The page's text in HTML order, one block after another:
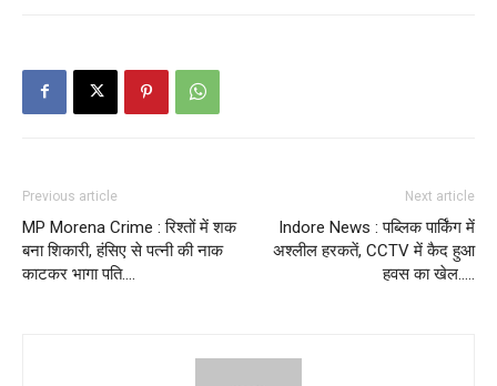
Previous article
MP Morena Crime : रिश्तों में शक
बना शिकारी, हंसिए से पत्नी की नाक
काटकर भागा पति….
Next article
Indore News : पब्लिक पार्किंग में
अश्लील हरकतें, CCTV में कैद हुआ
हवस का खेल…..